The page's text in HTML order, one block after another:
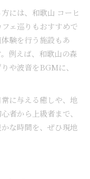
には、和歌山 コーヒ
ェ巡りもおすすめで
験を行う施設もあ
例えば、和歌山の森
や波音をBGMに、
に与える癒しや、地
者から上級者まで、
な時間を、ぜひ現地